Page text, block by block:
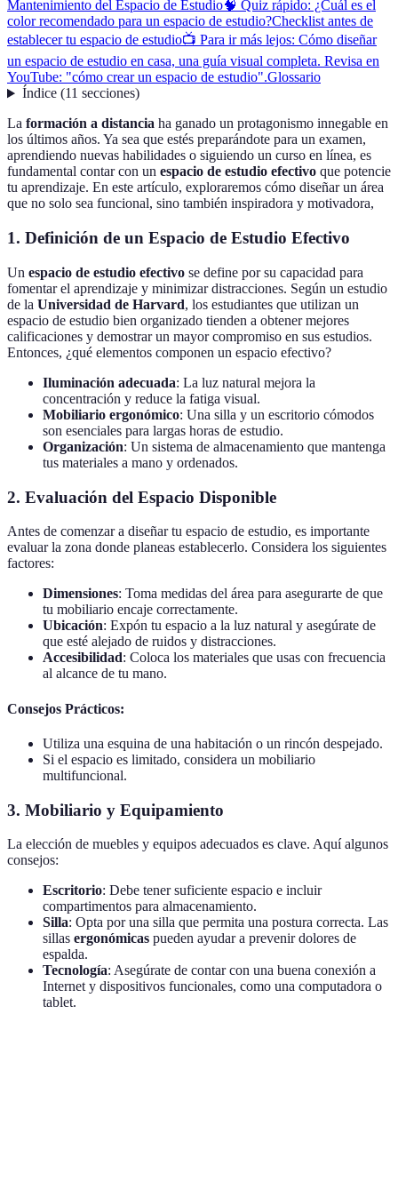
Mantenimiento del Espacio de Estudio🧠 Quiz rápido: ¿Cuál es el
color recomendado para un espacio de estudio?Checklist antes de
establecer tu espacio de estudio📺 Para ir más lejos: Cómo diseñar
un espacio de estudio en casa, una guía visual completa. Revisa en
YouTube: "cómo crear un espacio de estudio".Glossario
Índice(11 secciones)
La formación a distancia ha ganado un protagonismo innegable en
los últimos años. Ya sea que estés preparándote para un examen,
aprendiendo nuevas habilidades o siguiendo un curso en línea, es
fundamental contar con un espacio de estudio efectivo que potencie
tu aprendizaje. En este artículo, exploraremos cómo diseñar un área
que no solo sea funcional, sino también inspiradora y motivadora,
1. Definición de un Espacio de Estudio Efectivo
Un espacio de estudio efectivo se define por su capacidad para
fomentar el aprendizaje y minimizar distracciones. Según un estudio
de la Universidad de Harvard, los estudiantes que utilizan un
espacio de estudio bien organizado tienden a obtener mejores
calificaciones y demostrar un mayor compromiso en sus estudios.
Entonces, ¿qué elementos componen un espacio efectivo?
Iluminación adecuada: La luz natural mejora la
concentración y reduce la fatiga visual.
Mobiliario ergonómico: Una silla y un escritorio cómodos
son esenciales para largas horas de estudio.
Organización: Un sistema de almacenamiento que mantenga
tus materiales a mano y ordenados.
2. Evaluación del Espacio Disponible
Antes de comenzar a diseñar tu espacio de estudio, es importante
evaluar la zona donde planeas establecerlo. Considera los siguientes
factores:
Dimensiones: Toma medidas del área para asegurarte de que
tu mobiliario encaje correctamente.
Ubicación: Expón tu espacio a la luz natural y asegúrate de
que esté alejado de ruidos y distracciones.
Accesibilidad: Coloca los materiales que usas con frecuencia
al alcance de tu mano.
Consejos Prácticos:
Utiliza una esquina de una habitación o un rincón despejado.
Si el espacio es limitado, considera un mobiliario
multifuncional.
3. Mobiliario y Equipamiento
La elección de muebles y equipos adecuados es clave. Aquí algunos
consejos:
Escritorio: Debe tener suficiente espacio e incluir
compartimentos para almacenamiento.
Silla: Opta por una silla que permita una postura correcta. Las
sillas ergonómicas pueden ayudar a prevenir dolores de
espalda.
Tecnología: Asegúrate de contar con una buena conexión a
Internet y dispositivos funcionales, como una computadora o
tablet.